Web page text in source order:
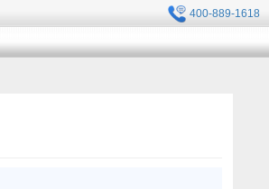
400-889-1618